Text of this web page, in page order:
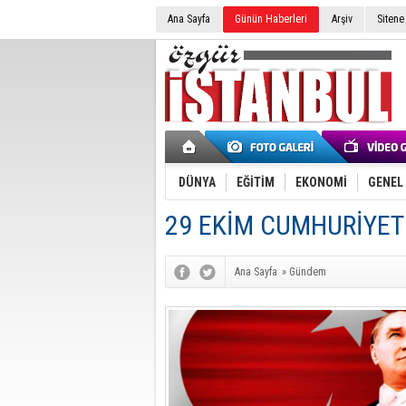
Ana Sayfa Günün Haberleri Arşiv
DÜNYA EĞİTİM EKONOMİ GENEL
29 EKİM
Ana Sayfa » Gündem